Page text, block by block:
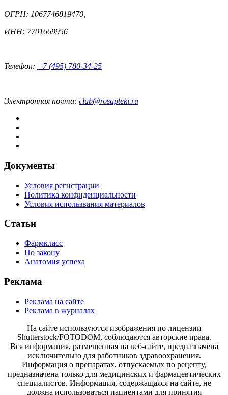
ОГРН: 1067746819470,
ИНН: 7701669956
Телефон: +7 (495) 780-34-25
Электронная почта: club@rosapteki.ru
Документы
Условия регистрации
Политика конфиденциальности
Условия использвания материалов
Статьи
Фармкласс
По закону
Анатомия успеха
Реклама
Реклама на сайте
Реклама в журналах
На сайте используются изображения по лицензии
Shutterstock/FOTODOM, соблюдаются авторские права.
Вся информация, размещенная на веб-сайте, предназначена
исключительно для работников здравоохранения.
Информация о препаратах, отпускаемых по рецепту,
предназначена только для медицинских и фармацевтических
специалистов. Информация, содержащаяся на сайте, не
должна использоваться пациентами для принятия